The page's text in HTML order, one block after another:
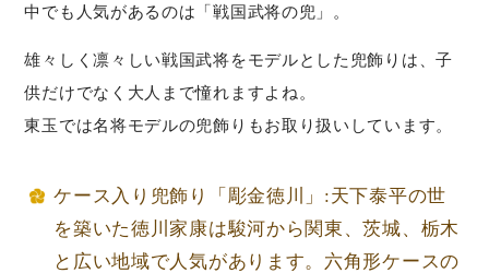
中でも人気があるのは「戦国武将の兜」。
雄々しく凛々しい戦国武将をモデルとした兜飾りは、子
供だけでなく大人まで憧れますよね。
東玉では名将モデルの兜飾りもお取り扱いしています。
ケース入り兜飾り「彫金徳川」:天下泰平の世
を築いた徳川家康は駿河から関東、茨城、栃木
と広い地域で人気があります。六角形ケースの